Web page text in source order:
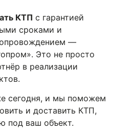
КТП с гарантией
сроками и
—
Это не просто
в реализации
сегодня, и мы поможем
и доставить КТП,
под ваш объект.